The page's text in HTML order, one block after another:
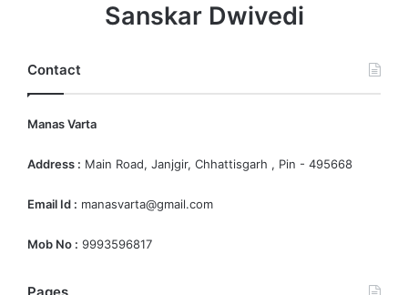
Sanskar Dwivedi
Contact
Manas Varta
Address : Main Road, Janjgir, Chhattisgarh , Pin - 495668
Email Id : manasvarta@gmail.com
Mob No : 9993596817